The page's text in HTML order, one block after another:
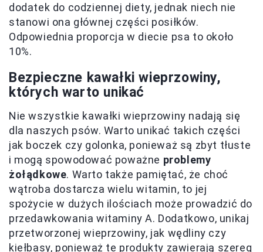
dodatek do codziennej diety, jednak niech nie
stanowi ona głównej części posiłków.
Odpowiednia proporcja w diecie psa to około
10%.
Bezpieczne kawałki wieprzowiny,
których warto unikać
Nie wszystkie kawałki wieprzowiny nadają się
dla naszych psów. Warto unikać takich części
jak boczek czy golonka, ponieważ są zbyt tłuste
i mogą spowodować poważne problemy
żołądkowe. Warto także pamiętać, że choć
wątroba dostarcza wielu witamin, to jej
spożycie w dużych ilościach może prowadzić do
przedawkowania witaminy A. Dodatkowo, unikaj
przetworzonej wieprzowiny, jak wędliny czy
kiełbasy, ponieważ te produkty zawierają szereg